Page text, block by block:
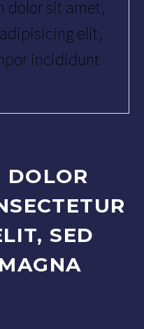
dolor sit amet,
elit,
incididunt
DOLOR
SED